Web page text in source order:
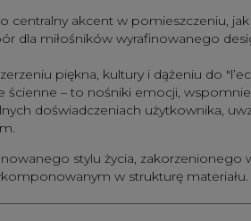
centralny akcent w pomieszczeniu,
dla miłośników wyrafinowanego
piękna, kultury i dążeniu do
ścienne – to nośniki emocji,
doświadczeniach użytkownika,
stylu życia, zakorzenionego
w strukturę materiału.